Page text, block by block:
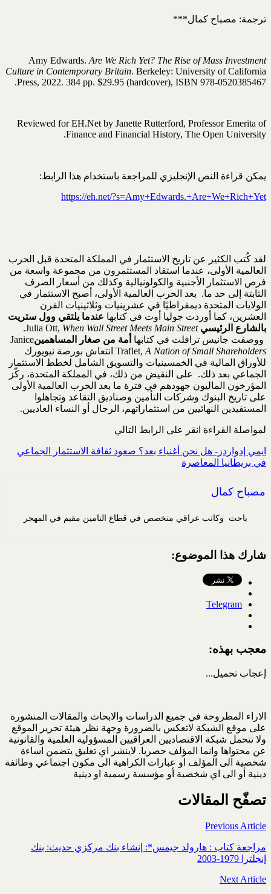
ترجمة: مصباح كمال***
Amy Edwards. Are We Rich Yet? The Rise of Mass Investment
Culture in Contemporary Britain. Berkeley: University of California
Press, 2022. 384 pp. $29.95 (hardcover), ISBN 978-0520385467.
Reviewed for EH.Net by Janette Rutterford, Professor Emerita of
Finance and Financial History, The Open University.
يمكن قراءة النص الإنجليزي للمراجعة باستخدام هذا الرابط:
https://eh.net/?s=Amy+Edwards.+Are+We+Rich+Yet
لقد كُتب الكثير عن تاريخ الاستثمار في المملكة المتحدة قبل الحرب
العالمية الأولى، عندما استفاد المستثمرون من مجموعة واسعة من
فرص الاستثمار الأجنبية والكولونيالية وكذلك من أسعار الصرف
الثابتة إلى حد ما. بعد الحرب العالمية الأولى، أصبح الاستثمار في
الولايات المتحدة ديمقراطيًا في عشرينيات وثلاثينيات القرن
العشرين، كما أوردت جوليا أوت في كتابها عندما يلتقي وول ستريت
بالشارع الرئيسي Julia Ott,
When Wall Street Meets Main Street
.
ووصفت جانيس ترافلت في كتابها أمة من صغار المساهمينJanice
Traflet, A Nation of Small Shareholders
انتعاش بورصة نيويورك
للأوراق المالية في الخمسينيات والتسويق الشامل لخطط الاستثمار
الجماعي بعد ذلك. على النقيض من ذلك، في المملكة المتحدة، ركّز
المؤرخون الماليون جهودهم في فترة ما بعد الحرب العالمية الأولى
على تاريخ البنوك وشركات التأمين وصناديق التقاعد وتجاهلوا
المستفيدين النهائيين من استثماراتهم، الرجال أو النساء العاديين.
لمواصلة القراءة انقر على الرابط التالي
ايمي إدواردز- هل نحن أغنياء بعد؟ صعود ثقافة الاستثمار الجماعي
في بريطانيا المعاصرة
مصباح كمال
باحث وكاتب عراقي متخصص في قطاع التامين مقيم في المهجر
شارك هذا الموضوع:
Telegram
معجب بهذه:
إعجاب تحميل...
الاراء المطروحة في جميع الدراسات والابحاث والمقالات المنشورة
على موقع الشبكة لاتعكس بالضرورة وجهة نظر هيئة تحرير الموقع
ولا تتحمل شبكة الاقتصاديين العراقيين المسؤولية العلمية والقانونية
عن محتواها وانما المؤلف حصريا. لاينشر اي تعليق يتضمن اساءة
شخصية الى المؤلف او عبارات الكراهية الى مكون اجتماعي وطائفة
دينية أو الى اي شخصية أو مؤسسة رسمية او دينية
تصفّح المقالات
Previous Article
مراجعة كتاب : هارولد جيمس*: إنشاء بنك مركزي حديث: بنك
إنجلترا 1979-2003
Next Article